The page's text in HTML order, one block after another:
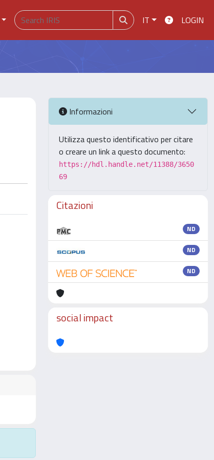
IT LOGIN
Informazioni
Utilizza questo identificativo per citare
o creare un link a questo documento:
https://hdl.handle.net/11388/3650
69
Citazioni
ND
ND
ND
social impact